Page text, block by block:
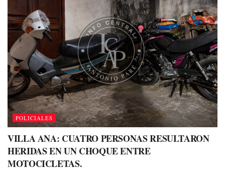
POLICIALES
VILLA ANA: CUATRO PERSONAS RESULTARON
HERIDAS EN UN CHOQUE ENTRE
MOTOCICLETAS.